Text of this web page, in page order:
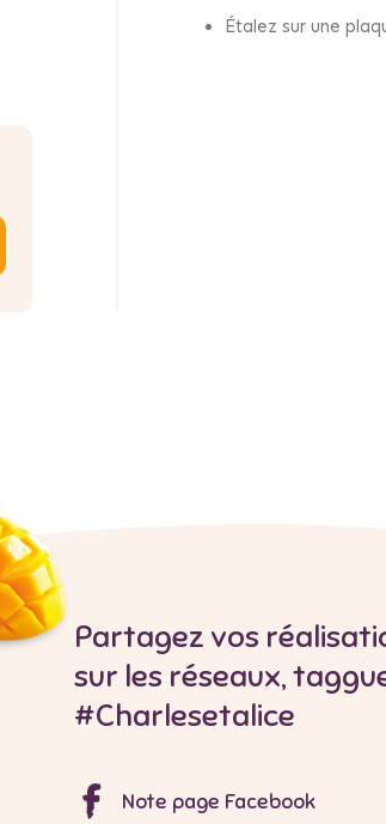
Étalez sur une
Partagez vos
sur les réseaux,
#Charlesetalice
Note page Facebook